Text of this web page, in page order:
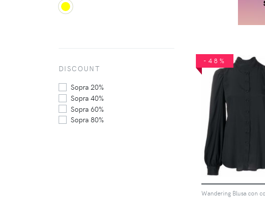
-48%
DISCOUNT
Sopra 20%
Sopra 40%
Sopra 60%
Sopra 80%